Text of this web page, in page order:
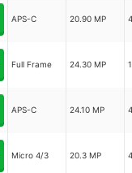
APS-C 20.90 MP
Full Frame 24.30 MP
APS-C 24.10 MP
Micro 4/3 20.3 MP